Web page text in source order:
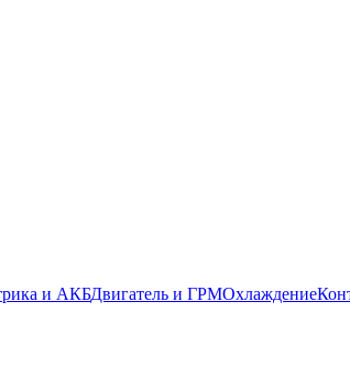
и АКБДвигатель и ГРМОхлаждение